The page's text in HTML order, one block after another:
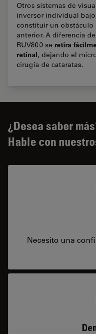
Otros sistemas de
inversor individual
constituir un obstáculo
anterior. A diferencia
RUV800 se retira
retinal, dejando el
cirugía de cataratas.
¿Desea saber
Hable con
Necesito una